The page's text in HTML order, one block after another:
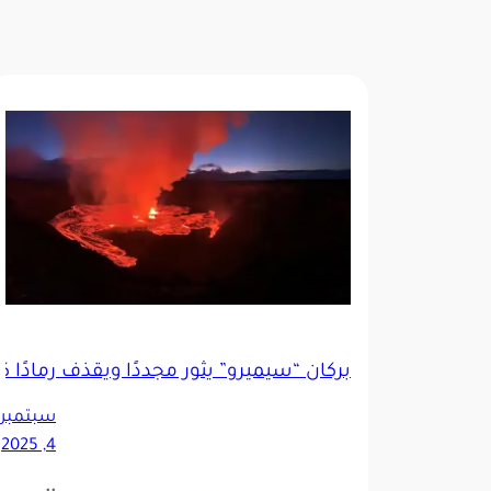
بركان “سيميرو” يثور مجددًا ويقذف رمادًا
سبتمبر
4, 2025